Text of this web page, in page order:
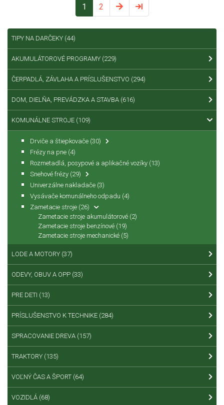
1 2
TIPY NA DARČEKY (44)
AKUMULÁTOROVÉ PROGRAMY (229)
ČERPADLÁ, ZÁVLAHA A PRÍSLUŠENSTVO (294)
DOM, DIELŇA, PREVÁDZKA A STAVBA (616)
KOMUNÁLNE STROJE (109)
Drviče a štiepkovače (30)
Frézy na pne (4)
Rozmetadlá, posypové a aplikačné vozíky (13)
Snehové frézy (29)
Univerzálne nakladače (3)
Vysávače komunálneho odpadu (4)
Zametacie stroje (26)
Zametacie stroje akumulátorové (2)
Zametacie stroje benzínové (19)
Zametacie stroje mechanické (5)
LODE A MOTORY (37)
ODEVY, OBUV A OPP (33)
PRE DETI (13)
PRÍSLUŠENSTVO K TECHNIKE (284)
SPRACOVANIE DREVA (157)
TRAKTORY (135)
VOĽNÝ ČAS A ŠPORT (64)
VOZIDLÁ (68)